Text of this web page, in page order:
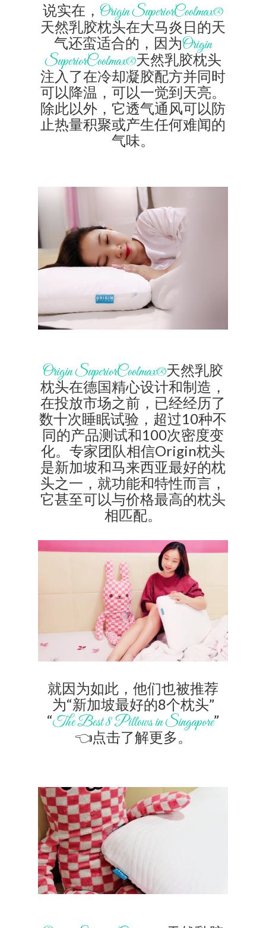
说实在， Origin SuperiorCoolmax®
天然乳胶枕头在大马炎日的天
气还蛮适合的，因为Origin
SuperiorCoolmax®天然乳胶枕头
注入了在冷却凝胶配方并同时
可以降温，可以一觉到天亮。
除此以外，它透气通风可以防
止热量积聚或产生任何难闻的
气味。
Origin SuperiorCoolmax®天然乳胶
枕头在德国精心设计和制造，
在投放市场之前，已经经历了
数十次睡眠试验，超过10种不
同的产品测试和100次密度变
化。 专家团队相信Origin枕头
是新加坡和马来西亚最好的枕
头之一，就功能和特性而言，
它甚至可以与价格最高的枕头
相匹配。
就因为如此，他们也被推荐
为“新加坡最好的8个枕头”
“The Best 8 Pillows in Singapore”
👈点击了解更多。